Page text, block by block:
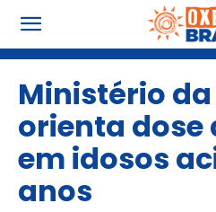
Ministério
orienta dose
em idosos
anos